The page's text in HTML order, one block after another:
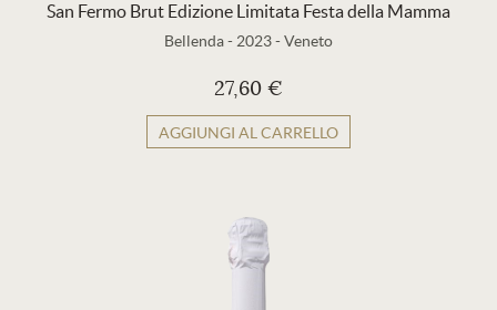
San Fermo Brut Edizione Limitata Festa della Mamma
Bellenda- 2023-Veneto
27,60 €
AGGIUNGI AL CARRELLO